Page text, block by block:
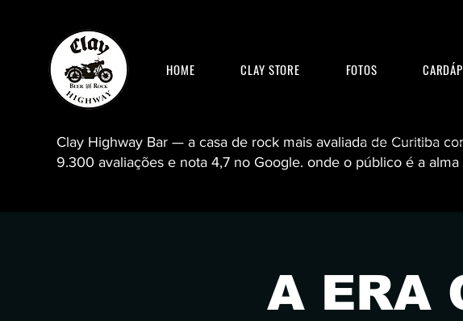
Clay Highway Bar — a casa de rock mais avaliada de Curitiba
9.300 avaliações e nota 4,7 no Google. onde o público é a alma
HOME CLAY STORE FOTOS
é gelada e a noite não tem freio. Shows em
Curitiba começa aqui. Eventos em Curitiba, bar
A ERA